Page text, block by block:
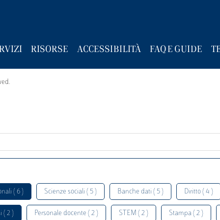
RISORSE ACCESSIBILITÀ FAQ E GUIDE
( 6 ) Scienze sociali ( 5 ) Banche dati ( 5 ) Diritto ( 4 )
( 2 ) Personale docente ( 2 ) STEM ( 2 ) Stampa ( 2 )